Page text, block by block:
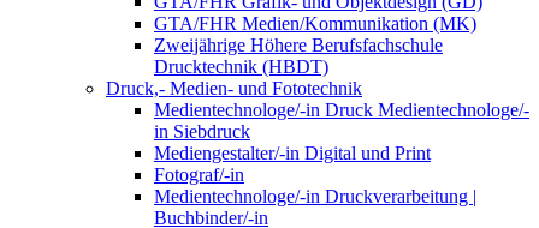
GTA/FHR Medien/Kommunikation (MK)
Zweijährige Höhere Berufsfachschule
Drucktechnik (HBDT)
Druck,- Medien- und Fototechnik
Medientechnologe/-in Druck Medientechnologe/-
in Siebdruck
Mediengestalter/-in Digital und Print
Fotograf/-in
Medientechnologe/-in Druckverarbeitung |
Buchbinder/-in